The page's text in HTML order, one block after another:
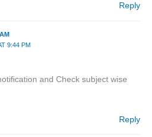
Reply
9:44 PM
and Check subject wise
Reply